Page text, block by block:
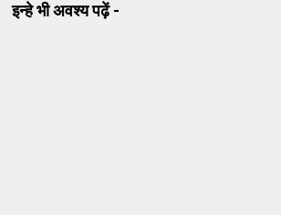
इन्हे भी अवश्य पढ़ें -